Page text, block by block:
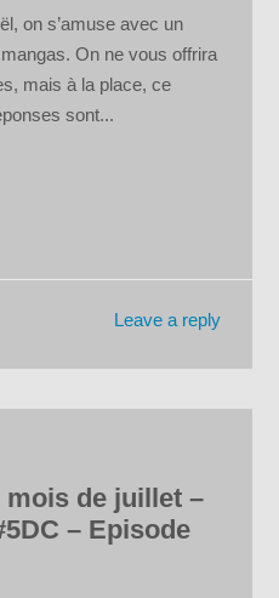
on s’amuse avec un
On ne vous offrira
mais à la place, ce
sont...
Leave a reply
de juillet –
– Episode